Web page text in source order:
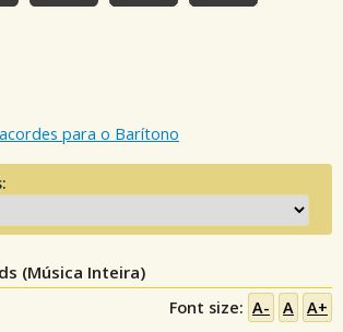
para o Barítono
(Música Inteira)
Font size: A- A A+